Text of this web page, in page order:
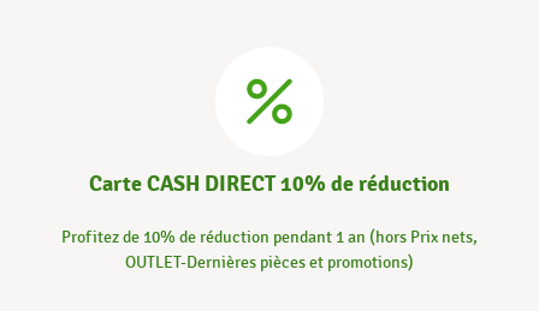
Carte CASH DIRECT 10% de réduction
Profitez de 10% de réduction pendant 1 an (hors Prix nets,
OUTLET-Dernières pièces et promotions)